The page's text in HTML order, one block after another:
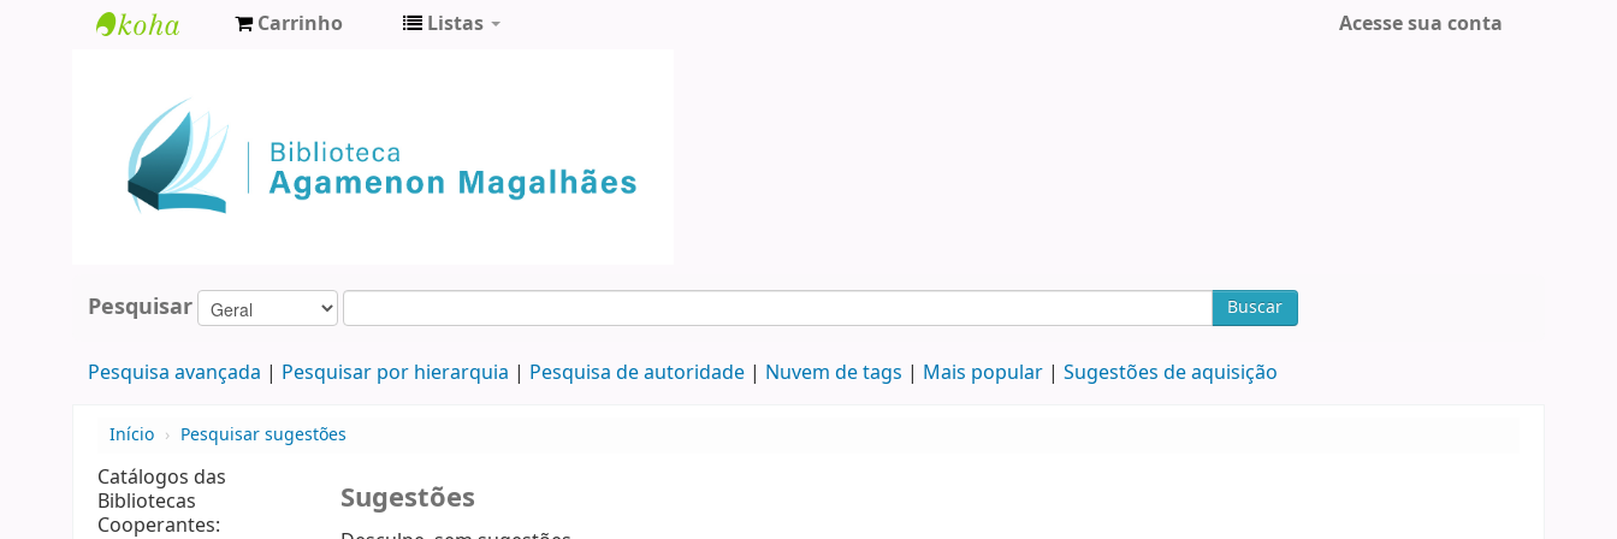
Agamenon
Magalhães
Carrinho Listas Acesse sua conta
Pesquisar Buscar
Pesquisa avançada Pesquisar por hierarquia Pesquisa de autoridade Nuvem de tags Mais popular Sugestões de aquisição
Início › Pesquisar sugestões
Catálogos das
Bibliotecas
Cooperantes:
Sugestões